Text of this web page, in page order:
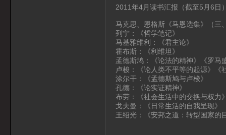
2011年4月读书汇报（截至5月6日
马克思、恩格斯《马恩选集》（三
列宁：《哲学笔记》
马基雅维利：《君主论》
霍布斯：《利维坦》
孟德斯鸠：《论法的精神》《罗马
卢梭：《论人类不平等的起源》《
涂尔干：《孟德斯鸠与卢梭》
孔德：《论实证精神》
布劳：《社会生活中的交换与权力
戈夫曼：《日常生活的自我呈现》
王绍光：《安邦之道：转型国家的